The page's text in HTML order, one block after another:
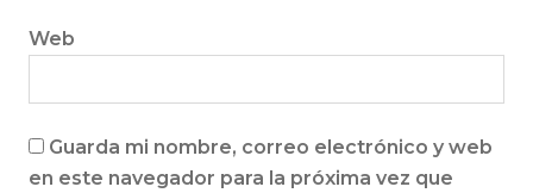
Web
Guarda mi nombre, correo electrónico y web
en este navegador para la próxima vez que